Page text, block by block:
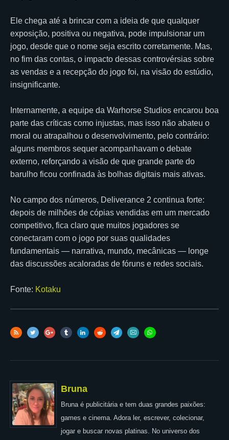
Ele chega até a brincar com a ideia de que qualquer
exposição, positiva ou negativa, pode impulsionar um
jogo, desde que o nome seja escrito corretamente. Mas,
no fim das contas, o impacto dessas controvérsias sobre
as vendas e a recepção do jogo foi, na visão do estúdio,
insignificante.
Internamente, a equipe da Warhorse Studios encarou boa
parte das críticas como injustas, mas isso não abateu o
moral ou atrapalhou o desenvolvimento, pelo contrário:
alguns membros sequer acompanhavam o debate
externo, reforçando a visão de que grande parte do
barulho ficou confinada às bolhas digitais mais ativas.
No campo dos números, Deliverance 2 continua forte:
depois de milhões de cópias vendidas em um mercado
competitivo, fica claro que muitos jogadores se
conectaram com o jogo por suas qualidades
fundamentais — narrativa, mundo, mecânicas — longe
das discussões acaloradas de fóruns e redes sociais.
Fonte: Kotaku
Bruna
Bruna é publicitária e tem duas grandes paixões:
games e cinema. Adora ler, escrever, colecionar,
jogar e buscar novas platinas. No universo dos